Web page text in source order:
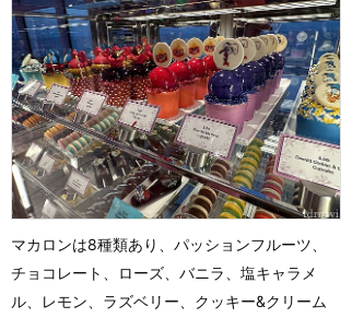
マカロンは8種類あり、パッションフルーツ、
チョコレート、ローズ、バニラ、塩キャラメ
ル、レモン、ラズベリー、クッキー&クリーム